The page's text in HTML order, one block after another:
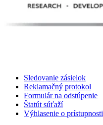
Sledovanie zásielok
Reklamačný protokol
Formulár na odstúpenie
Štatút súťaží
Výhlasenie o prístupnosti